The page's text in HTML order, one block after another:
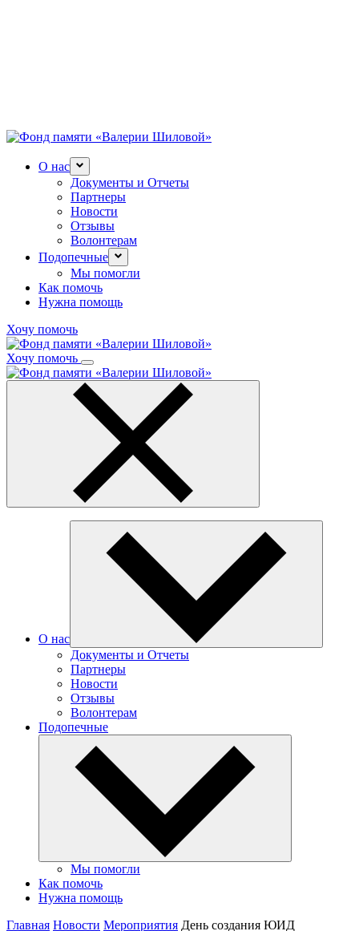
О нас
Документы и Отчеты
Партнеры
Новости
Отзывы
Волонтерам
Подопечные
Мы помогли
Как помочь
Нужна помощь
Хочу помочь
Хочу помочь
О нас
Документы и Отчеты
Партнеры
Новости
Отзывы
Волонтерам
Подопечные
Мы помогли
Как помочь
Нужна помощь
Главная Новости Мероприятия День создания ЮИД